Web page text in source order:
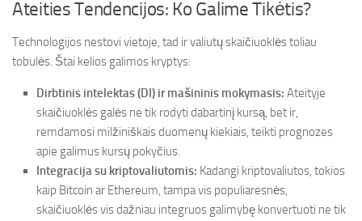
Ateities Tendencijos: Ko Galime Tikėtis?
Technologijos nestovi vietoje, tad ir valiutų skaičiuoklės toliau
tobulės. Štai kelios galimos kryptys:
Dirbtinis intelektas (DI) ir mašininis mokymasis: Ateityje
skaičiuoklės galės ne tik rodyti dabartinį kursą, bet ir,
remdamosi milžiniškais duomenų kiekiais, teikti prognozes
apie galimus kursų pokyčius.
Integracija su kriptovaliutomis: Kadangi kriptovaliutos, tokios
kaip Bitcoin ar Ethereum, tampa vis populiaresnės,
skaičiuoklės vis dažniau integruos galimybę konvertuoti ne tik